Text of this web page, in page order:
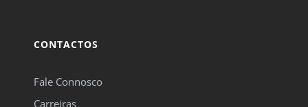
CONTACTOS
Fale Connosco
Carreiras